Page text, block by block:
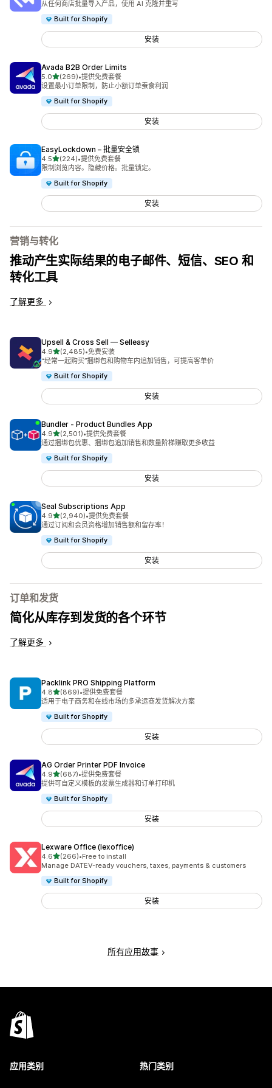
从任何商店批量导入产品，使用 AI 克隆并重写
Built for Shopify
安装
Avada B2B Order Limits
5.0星（满分 5 星）
(269)
总共 269 条评论
•提供免费套餐
设置最小订单限制，防止小额订单蚕食利润
Built for Shopify
安装
EasyLockdown – 批量安全锁
4.5星（满分 5 星）
(224)
总共 224 条评论
•提供免费套餐
限制浏览内容。隐藏价格。批量锁定。
Built for Shopify
安装
营销与转化
推动产生实际结果的电子邮件、短信、SEO 和
转化工具
了解更多
Upsell & Cross Sell — Selleasy
4.9星（满分 5 星）
(2,485)
总共 2485 条评论
•免费安装
“经常一起购买”捆绑包和购物车内追加销售，可提高客单价
Built for Shopify
安装
Bundler ‑ Product Bundles App
4.9星（满分 5 星）
(2,501)
总共 2501 条评论
•提供免费套餐
通过捆绑包优惠、捆绑包追加销售和数量阶梯赚取更多收益
Built for Shopify
安装
Seal Subscriptions App
4.9星（满分 5 星）
(2,940)
总共 2940 条评论
•提供免费套餐
通过订阅和会员资格增加销售额和留存率！
Built for Shopify
安装
订单和发货
简化从库存到发货的各个环节
了解更多
Packlink PRO Shipping Platform
4.8星（满分 5 星）
(869)
总共 869 条评论
•提供免费套餐
适用于电子商务和在线市场的多承运商发货解决方案
Built for Shopify
安装
AG Order Printer PDF Invoice
4.9星（满分 5 星）
(687)
总共 687 条评论
•提供免费套餐
提供可自定义模板的发票生成器和订单打印机
Built for Shopify
安装
Lexware Office (lexoffice)
4.6星（满分 5 星）
(266)
总共 266 条评论
•Free to install
Manage DATEV-ready vouchers, taxes, payments & customers
Built for Shopify
安装
所有应用故事
应用类别 热门类别